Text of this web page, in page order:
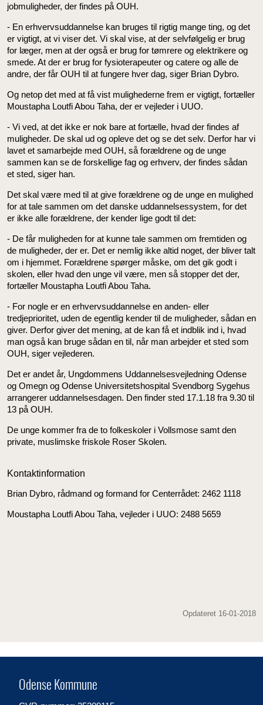
jobmuligheder, der findes på OUH.
- En erhvervsuddannelse kan bruges til rigtig mange ting, og det
er vigtigt, at vi viser det. Vi skal vise, at der selvfølgelig er brug
for læger, men at der også er brug for tømrere og elektrikere og
smede. At der er brug for fysioterapeuter og catere og alle de
andre, der får OUH til at fungere hver dag, siger Brian Dybro.
Og netop det med at få vist mulighederne frem er vigtigt, fortæller
Moustapha Loutfi Abou Taha, der er vejleder i UUO.
- Vi ved, at det ikke er nok bare at fortælle, hvad der findes af
muligheder. De skal ud og opleve det og se det selv. Derfor har vi
lavet et samarbejde med OUH, så forældrene og de unge
sammen kan se de forskellige fag og erhverv, der findes sådan
et sted, siger han.
Det skal være med til at give forældrene og de unge en mulighed
for at tale sammen om det danske uddannelsessystem, for det
er ikke alle forældrene, der kender lige godt til det:
- De får muligheden for at kunne tale sammen om fremtiden og
de muligheder, der er. Det er nemlig ikke altid noget, der bliver talt
om i hjemmet. Forældrene spørger måske, om det gik godt i
skolen, eller hvad den unge vil være, men så stopper det der,
fortæller Moustapha Loutfi Abou Taha.
- For nogle er en erhvervsuddannelse en anden- eller
tredjeprioritet, uden de egentlig kender til de muligheder, sådan en
giver. Derfor giver det mening, at de kan få et indblik ind i, hvad
man også kan bruge sådan en til, når man arbejder et sted som
OUH, siger vejlederen.
Det er andet år, Ungdommens Uddannelsesvejledning Odense
og Omegn og Odense Universitetshospital Svendborg Sygehus
arrangerer uddannelsesdagen. Den finder sted 17.1.18 fra 9.30 til
13 på OUH.
De unge kommer fra de to folkeskoler i Vollsmose samt den
private, muslimske friskole Roser Skolen.
Kontaktinformation
Brian Dybro, rådmand og formand for Centerrådet: 2462 1118
Moustapha Loutfi Abou Taha, vejleder i UUO: 2488 5659
Opdateret 16-01-2018
Odense Kommune